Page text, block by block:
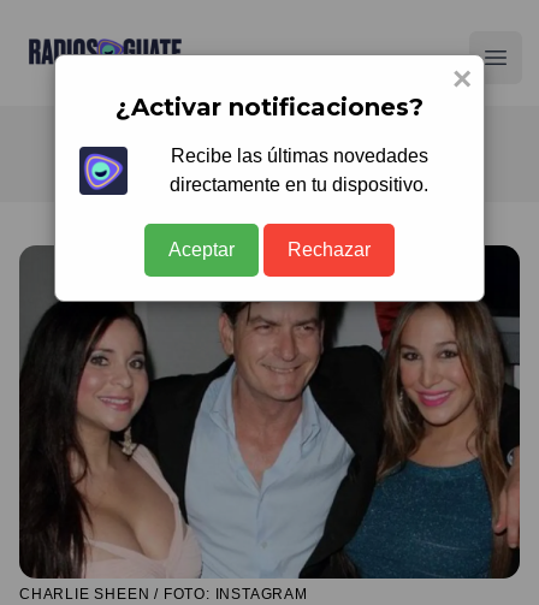
Radios Guate
CHARLIE SHEEN / FOTO: INSTAGRAM
×
¿Activar notificaciones?
Recibe las últimas novedades
directamente en tu dispositivo.
Aceptar Rechazar